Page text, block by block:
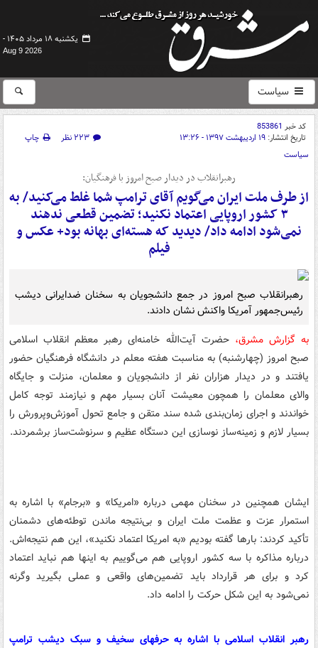
یکشنبه ۱۸ مرداد ۱۴۰۵ -
Aug 9 2026
سیاست
کد خبر 853861
تاریخ انتشار: ۱۹ اردیبهشت ۱۳۹۷ - ۱۳:۲۶ ۲۲۳ نظر
چاپ
سیاست
رهبرانقلاب در دیدار صبح امروز با فرهنگیان:
از طرف ملت ایران می‌گویم آقای ترامپ شما غلط می‌کنید/ به
۳ کشور اروپایی اعتماد نکنید؛ تضمین قطعی ندهند
نمی‌شود ادامه داد/ دیدید که هسته‌ای بهانه بود+ عکس و
فیلم
رهبرانقلاب صبح امروز در جمع دانشجویان به سخنان ضدایرانی دیشب
رئیس‌جمهور آمریکا واکنش نشان دادند.
به گزارش مشرق،حضرت آیت‌الله خامنه‌ای رهبر معظم انقلاب اسلامی
صبح امروز (چهارشنبه) به مناسبت هفته معلم در دانشگاه فرهنگیان حضور
یافتند و در دیدار هزاران نفر از دانشجویان و معلمان، منزلت و جایگاه
والای معلمان را همچون معیشت آنان بسیار مهم و نیازمند توجه کامل
خواندند و اجرای زمان‌بندی شده سند متقن و جامع تحول آموزش‌وپرورش را
بسیار لازم و زمینه‌ساز نوسازی این دستگاه عظیم و سرنوشت‌ساز برشمردند.
ایشان همچنین در سخنان مهمی درباره «امریکا» و «برجام» با اشاره به
استمرار عزت و عظمت ملت ایران و بی‌نتیجه ماندن توطئه‌های دشمنان
تأکید کردند: بارها گفته بودیم «به امریکا اعتماد نکنید»، این هم نتیجه‌اش.
درباره مذاکره با سه کشور اروپایی هم می‌گوییم به اینها هم نباید اعتماد
کرد و برای هر قرارداد باید تضمین‌های واقعی و عملی بگیرید وگرنه
نمی‌شود به این شکل حرکت را ادامه داد.
رهبر انقلاب اسلامی با اشاره به حرفهای سخیف و سبک دیشب ترامپ